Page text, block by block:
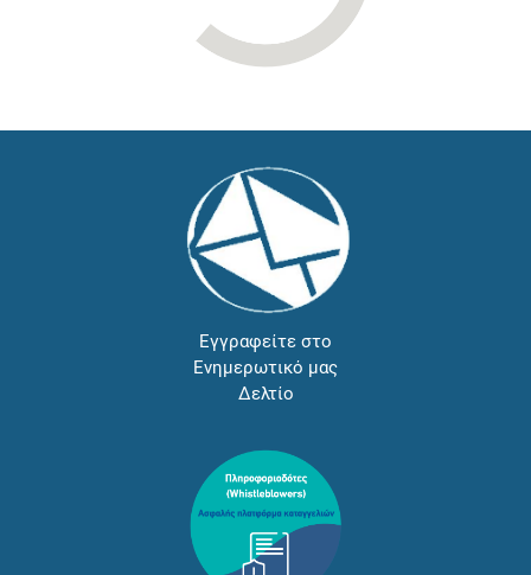
Εγγραφείτε στο
Ενημερωτικό μας
Δελτίο